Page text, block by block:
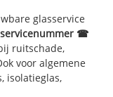
glasservice
servicenummer ☎
ruitschade,
voor algemene
isolatieglas,